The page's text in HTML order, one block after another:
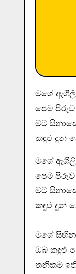
මගේ
පෙම
මට
කඳුළු දුන්
මගේ
පෙම
මට
කඳුළු දුන්
මගේ
ඔබ කඳුළු
තනිකම